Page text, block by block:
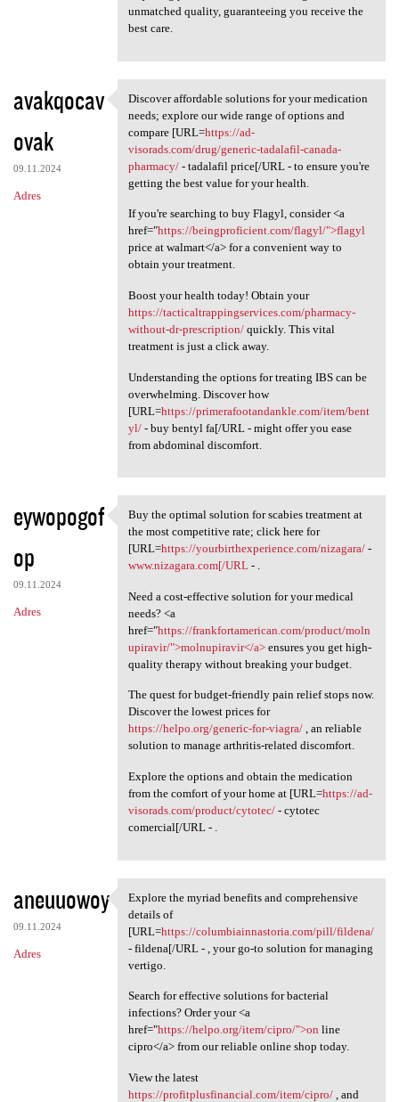
unmatched quality, guaranteeing you receive the
best care.
avakqocav
ovak
09.11.2024
Adres
Discover affordable solutions
Discover affordable solutions for your medication
needs; explore our wide range of options and
compare [URL=https://ad-
visorads.com/drug/generic-tadalafil-canada-
pharmacy/- tadalafil price[/URL - to ensure you're
getting the best value for your health.
If you're searching to buy Flagyl, consider <a
href="https://beingproficient.com/flagyl/">flagyl
price at walmart</a> for a convenient way to
obtain your treatment.
Boost your health today! Obtain your
https://tacticaltrappingservices.com/pharmacy-
without-dr-prescription/quickly. This vital
treatment is just a click away.
Understanding the options for treating IBS can be
overwhelming. Discover how
[URL=https://primerafootandankle.com/item/bent
yl/- buy bentyl fa[/URL - might offer you ease
from abdominal discomfort.
eywopogof
op
09.11.2024
Adres
Buy the optimal solution for
Buy the optimal solution for scabies treatment at
the most competitive rate; click here for
[URL=https://yourbirthexperience.com/nizagara/-
www.nizagara.com[/URL- .
Need a cost-effective solution for your medical
needs? <a
href="https://frankfortamerican.com/product/moln
upiravir/">molnupiravir</a>ensures you get high-
quality therapy without breaking your budget.
The quest for budget-friendly pain relief stops now.
Discover the lowest prices for
https://helpo.org/generic-for-viagra/, an reliable
solution to manage arthritis-related discomfort.
Explore the options and obtain the medication
from the comfort of your home at [URL=https://ad-
visorads.com/product/cytotec/- cytotec
comercial[/URL - .
aneuuowoy
09.11.2024
Adres
Explore the myriad benefits
Explore the myriad benefits and comprehensive
details of
[URL=https://columbiainnastoria.com/pill/fildena/
- fildena[/URL - , your go-to solution for managing
vertigo.
Search for effective solutions for bacterial
infections? Order your <a
href="https://helpo.org/item/cipro/">on line
cipro</a> from our reliable online shop today.
View the latest
https://profitplusfinancial.com/item/cipro/, and